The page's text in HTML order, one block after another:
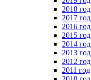
2018 год
2017 год
2016 год
2015 год
2014 год
2013 год
2012 год
2011 год